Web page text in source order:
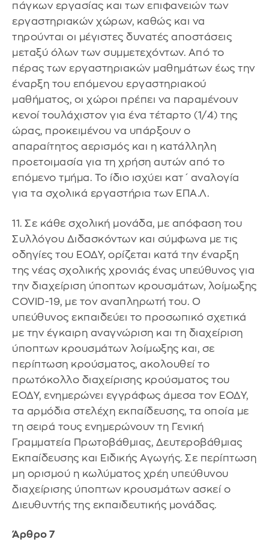
πάγκων εργασίας και των επιφανειών των
εργαστηριακών χώρων, καθώς και να
τηρούνται οι μέγιστες δυνατές αποστάσεις
μεταξύ όλων των συμμετεχόντων. Από το
πέρας των εργαστηριακών μαθημάτων έως την
έναρξη του επόμενου εργαστηριακού
μαθήματος, οι χώροι πρέπει να παραμένουν
κενοί τουλάχιστον για ένα τέταρτο (1/4) της
ώρας, προκειμένου να υπάρξουν ο
απαραίτητος αερισμός και η κατάλληλη
προετοιμασία για τη χρήση αυτών από το
επόμενο τμήμα. Το ίδιο ισχύει κατ΄ αναλογία
για τα σχολικά εργαστήρια των ΕΠΑ.Λ.
11. Σε κάθε σχολική μονάδα, με απόφαση του
Συλλόγου Διδασκόντων και σύμφωνα με τις
οδηγίες του ΕΟΔΥ, ορίζεται κατά την έναρξη
της νέας σχολικής χρονιάς ένας υπεύθυνος για
την διαχείριση ύποπτων κρουσμάτων, λοίμωξης
COVID-19, με τον αναπληρωτή του. Ο
υπεύθυνος εκπαιδεύει το προσωπικό σχετικά
με την έγκαιρη αναγνώριση και τη διαχείριση
ύποπτων κρουσμάτων λοίμωξης και, σε
περίπτωση κρούσματος, ακολουθεί το
πρωτόκολλο διαχείρισης κρούσματος του
ΕΟΔΥ, ενημερώνει εγγράφως άμεσα τον ΕΟΔΥ,
τα αρμόδια στελέχη εκπαίδευσης, τα οποία με
τη σειρά τους ενημερώνουν τη Γενική
Γραμματεία Πρωτοβάθμιας, Δευτεροβάθμιας
Εκπαίδευσης και Ειδικής Αγωγής. Σε περίπτωση
μη ορισμού η κωλύματος χρέη υπεύθυνου
διαχείρισης ύποπτων κρουσμάτων ασκεί ο
Διευθυντής της εκπαιδευτικής μονάδας.
Άρθρο 7